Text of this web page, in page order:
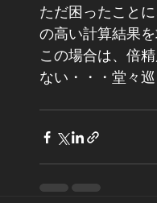
ただ困ったこと
の高い計算結果
この場合は、倍
ない・・・堂々